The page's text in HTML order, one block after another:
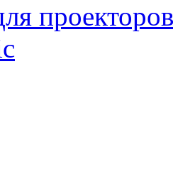
проекторов